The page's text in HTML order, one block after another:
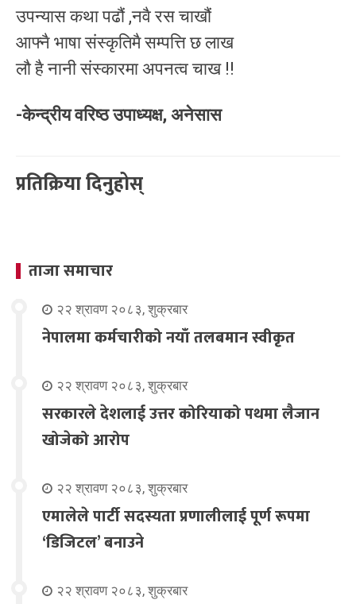
उपन्यास कथा पढौं ,नवै रस चाखौं
आफ्नै भाषा संस्कृतिमै सम्पत्ति छ लाख
लौ है नानी संस्कारमा अपनत्व चाख !!
-केन्द्रीय वरिष्ठ उपाध्यक्ष, अनेसास
प्रतिक्रिया दिनुहोस्
ताजा समाचार
२२ श्रावण २०८३, शुक्रबार
नेपालमा कर्मचारीको नयाँ तलबमान स्वीकृत
२२ श्रावण २०८३, शुक्रबार
सरकारले देशलाई उत्तर कोरियाको पथमा लैजान
खोजेको आरोप
२२ श्रावण २०८३, शुक्रबार
एमालेले पार्टी सदस्यता प्रणालीलाई पूर्ण रूपमा
‘डिजिटल’ बनाउने
२२ श्रावण २०८३, शुक्रबार